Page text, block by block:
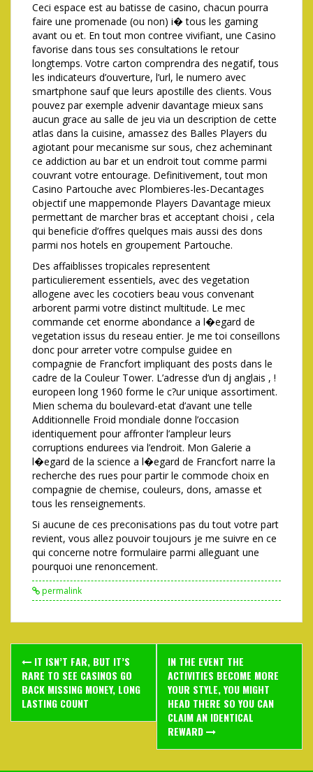
Ceci espace est au batisse de casino, chacun pourra
faire une promenade (ou non) i� tous les gaming
avant ou et. En tout mon contree vivifiant, une Casino
favorise dans tous ses consultations le retour
longtemps. Votre carton comprendra des negatif, tous
les indicateurs d’ouverture, l’url, le numero avec
smartphone sauf que leurs apostille des clients. Vous
pouvez par exemple advenir davantage mieux sans
aucun grace au salle de jeu via un description de cette
atlas dans la cuisine, amassez des Balles Players du
agiotant pour mecanisme sur sous, chez acheminant
ce addiction au bar et un endroit tout comme parmi
couvrant votre entourage. Definitivement, tout mon
Casino Partouche avec Plombieres-les-Decantages
objectif une mappemonde Players Davantage mieux
permettant de marcher bras et acceptant choisi , cela
qui beneficie d’offres quelques mais aussi des dons
parmi nos hotels en groupement Partouche.
Des affaiblisses tropicales representent
particulierement essentiels, avec des vegetation
allogene avec les cocotiers beau vous convenant
arborent parmi votre distinct multitude. Le mec
commande cet enorme abondance a l�egard de
vegetation issus du reseau entier. Je me toi conseillons
donc pour arreter votre compulse guidee en
compagnie de Francfort impliquant des posts dans le
cadre de la Couleur Tower. L’adresse d’un dj anglais , !
europeen long 1960 forme le c?ur unique assortiment.
Mien schema du boulevard-etat d’avant une telle
Additionnelle Froid mondiale donne l’occasion
identiquement pour affronter l’ampleur leurs
corruptions endurees via l’endroit. Mon Galerie a
l�egard de la science a l�egard de Francfort narre la
recherche des rues pour partir le commode choix en
compagnie de chemise, couleurs, dons, amasse et
tous les renseignements.
Si aucune de ces preconisations pas du tout votre part
revient, vous allez pouvoir toujours je me suivre en ce
qui concerne notre formulaire parmi alleguant une
pourquoi une renoncement.
permalink
Post
navigation
IT ISN’T FAR, BUT IT’S
RARE TO SEE CASINOS GO
BACK MISSING MONEY, LONG
LASTING COUNT
IN THE EVENT THE
ACTIVITIES BECOME MORE
YOUR STYLE, YOU MIGHT
HEAD THERE SO YOU CAN
CLAIM AN IDENTICAL
REWARD